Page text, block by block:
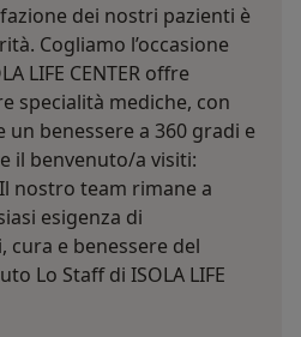
dei nostri pazienti è
Cogliamo l’occasione
LIFE CENTER offre
specialità mediche, con
un benessere a 360 gradi e
il benvenuto/a visiti:
nostro team rimane a
esigenza di
cura e benessere del
Lo Staff di ISOLA LIFE